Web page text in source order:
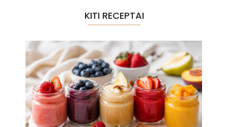
KITI RECEPTAI